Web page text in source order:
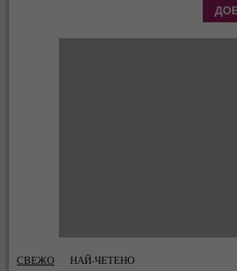
СВЕЖО НАЙ-ЧЕТЕНО